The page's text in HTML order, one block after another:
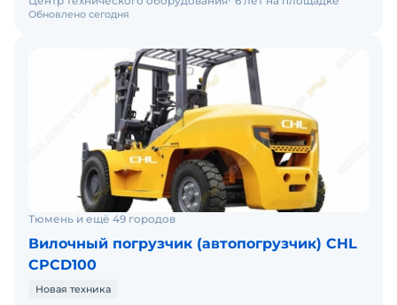
Обновлено сегодня
Тюмень и ещё 49 городов
Вилочный погрузчик (автопогрузчик) CHL
CPCD100
Новая техника